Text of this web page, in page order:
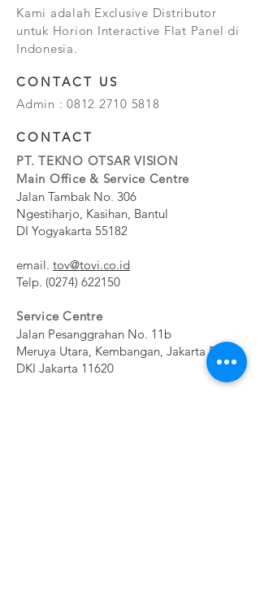
Kami adalah Exclusive Distributor
untuk Horion Interactive Flat Panel di
Indonesia.
CONTACT US
Admin : 0812 2710 5818
CONTACT
PT. TEKNO OTSAR VISION
Main Office & Service Centre
Jalan Tambak No. 306
Ngestiharjo, Kasihan, Bantul
DI Yogyakarta 55182
email. tov@tovi.co.id
Telp. (0274) 622150
Service Centre
Jalan Pesanggrahan No. 11b
Meruya Utara, Kembangan, Jakarta Barat
DKI Jakarta 11620​